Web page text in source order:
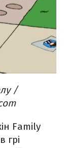
/
Family
грі